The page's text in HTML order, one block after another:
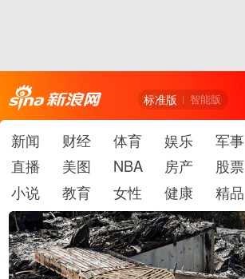
标准版 智能版
新闻 财经 体育 娱乐 军事
直播
美图 NBA 房产 股票
小说
教育 女性 健康 精品